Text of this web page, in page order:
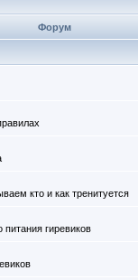
Форум
кто и как тренитуется
питания гиревиков